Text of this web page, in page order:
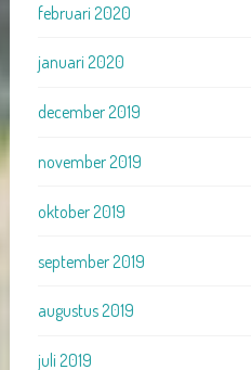
februari 2020
januari 2020
december 2019
november 2019
oktober 2019
september 2019
augustus 2019
juli 2019